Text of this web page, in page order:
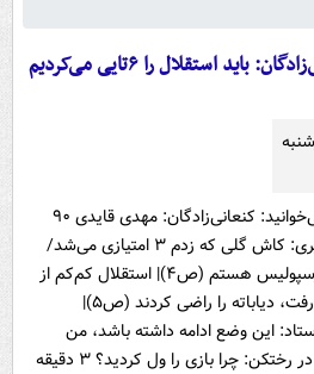
استقلال را ۶تایی می‌کردیم
در شماره ۶۷۷۲ خبرورزشی می‌خوانید: کنعانی‌زادگان: مهدی قایدی ۹۰
دقیقه چه کار کرد؟ (ص۸)| امیری: کاش گلی که زدم ۳ امتیازی می‌شد/
مخلص خوردبین و هواداران پرسپولیس هستم (ص۴)| استقلال کم‌کم از
خارجی‌ها تهی می‌شود؛ میلیچ رفت، دیاباته را راضی کردند (ص۵)|
این وضع ادامه داشته باشد، من
نیستم (ص۱)| فریاد سیدجلال در رختکن: چرا بازی را ول کردید؟ ۳ دقیقه